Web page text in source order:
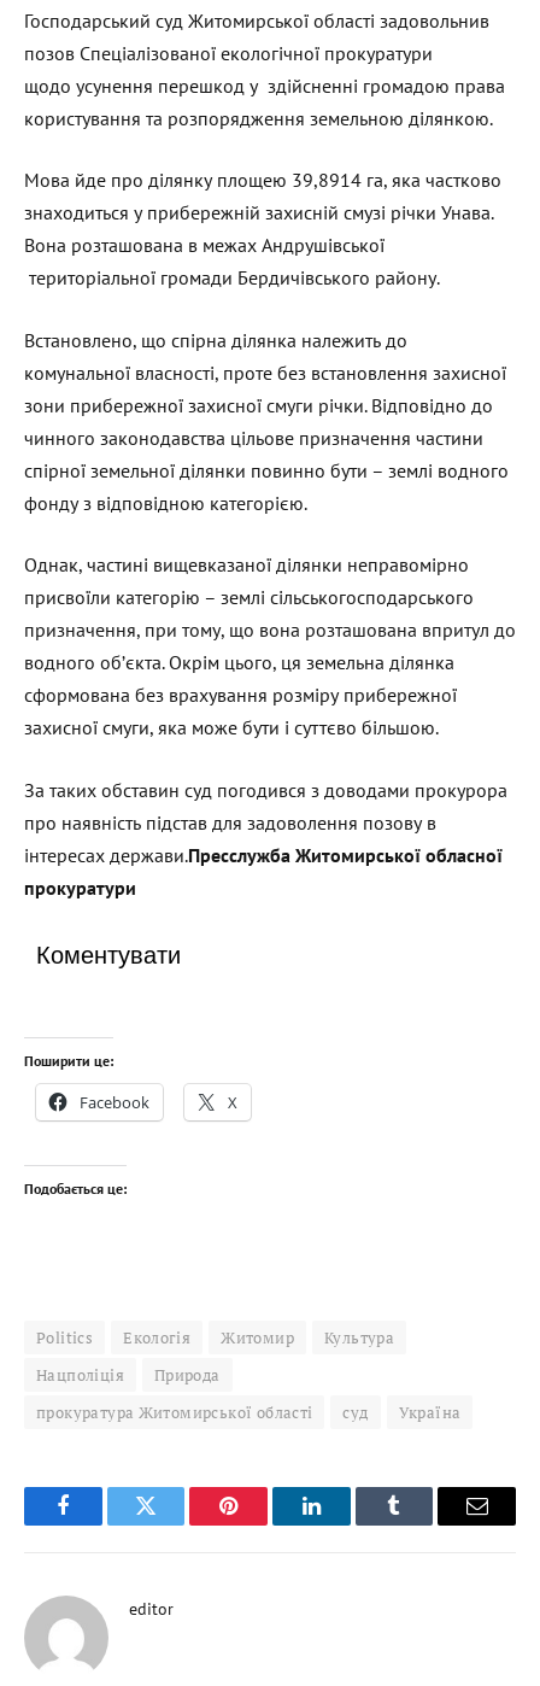
Господарський суд Житомирської області задовольнив
позов Спеціалізованої екологічної прокуратури
щодо усунення перешкод у здійсненні громадою права
користування та розпорядження земельною ділянкою.
Мова йде про ділянку площею 39,8914 га, яка частково
знаходиться у прибережній захисній смузі річки Унава.
Вона розташована в межах Андрушівської
територіальної громади Бердичівського району.
Встановлено, що спірна ділянка належить до
комунальної власності, проте без встановлення захисної
зони прибережної захисної смуги річки. Відповідно до
чинного законодавства цільове призначення частини
спірної земельної ділянки повинно бути – землі водного
фонду з відповідною категорією.
Однак, частині вищевказаної ділянки неправомірно
присвоїли категорію – землі сільськогосподарського
призначення, при тому, що вона розташована впритул до
водного об’єкта. Окрім цього, ця земельна ділянка
сформована без врахування розміру прибережної
захисної смуги, яка може бути і суттєво більшою.
За таких обставин суд погодився з доводами прокурора
про наявність підстав для задоволення позову в
інтересах держави.Пресслужба Житомирської обласної
прокуратури
Коментувати
Поширити це:
Facebook X
Подобається це:
Politics Екологія Житомир
Культура
Нацполіція
Природа
прокуратура Житомирської області
суд Україна
FacebookTwitter Pinterest LinkedInTumblr Email
editor